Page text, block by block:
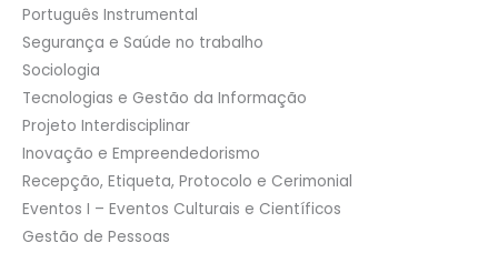
Português Instrumental
Segurança e Saúde no trabalho
Sociologia
Tecnologias e Gestão da Informação
Projeto Interdisciplinar
Inovação e Empreendedorismo
Recepção, Etiqueta, Protocolo e Cerimonial
Eventos I – Eventos Culturais e Científicos
Gestão de Pessoas